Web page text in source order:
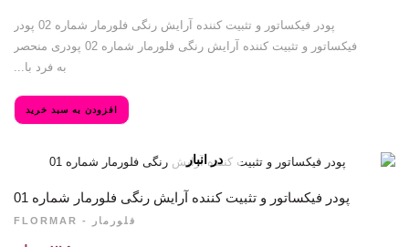
پودر فیکساتور و تثبیت کننده آرایش رنگی فلورمار شماره 02 پودر
فیکساتور و تثبیت کننده آرایش رنگی فلورمار شماره 02 پودری منحصر
به فرد با...
افزودن به سبد خرید
در انبار
باشد
پودر فیکساتور و تثبیت کننده آرایش رنگی فلورمار شماره 01
فلورمار - FLORMAR